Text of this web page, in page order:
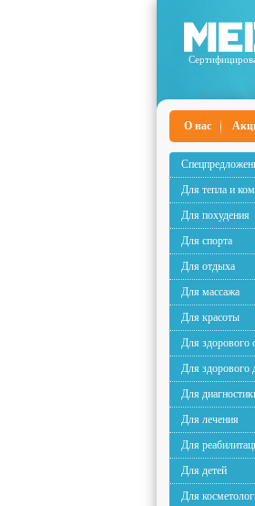
О нас
Для тепла и
Для похудения
Для спорта
Для отдыха
Для массажа
Для красоты
Для здорового
Для здорового
Для
Для лечения
Для
Для детей
Для